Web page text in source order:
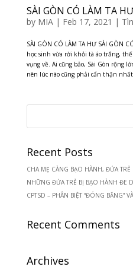
SÀI GÒN CÓ LÀM TA HƯ
by MIA| Feb 17, 2021 |
SÀI GÒN CÓ LÀM TA HƯ SÀI GÒN
học sinh vừa rời khỏi tà áo trắng,
vụng về. Ai cũng bảo, Sài Gòn rộng
nên lúc nào cũng phải cẩn thận nhất
Recent Posts
CHA MẸ CÀNG BẠO HÀNH, ĐỨA TRẺ
NHỮNG ĐỨA TRẺ BỊ BẠO HÀNH ĐE
CPTSD – PHÂN BIỆT “ĐÓNG BĂNG”
Recent Comments
Archives